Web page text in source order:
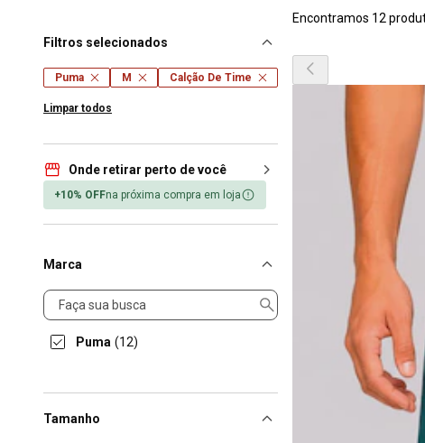
Filtros selecionados
Puma M Calção De Time
Limpar todos
Onde retirar perto de você
+10% OFFna próxima compra em loja
Marca
Marca
Puma (12)
Tamanho
Encontramos 12